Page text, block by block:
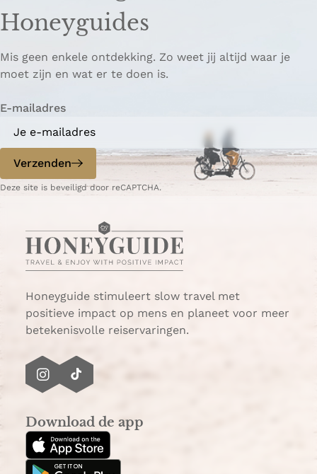
Honeyguides
Mis geen enkele ontdekking. Zo weet jij altijd waar je
moet zijn en wat er te doen is.
E-mailadres
Verzenden
Deze site is beveiligd door reCAPTCHA.
Honeyguide stimuleert slow travel met
positieve impact op mens en planeet voor meer
betekenisvolle reiservaringen.
I
t
a
g
T
T
o
k
Download de app